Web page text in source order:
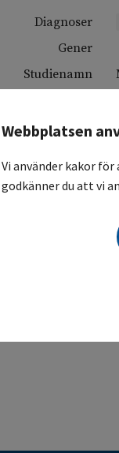
Diagnoser
Gener
Studienamn
protokollstitel
sjukhus
Webbplatsen
Vi använder kakor
godkänner du att vi